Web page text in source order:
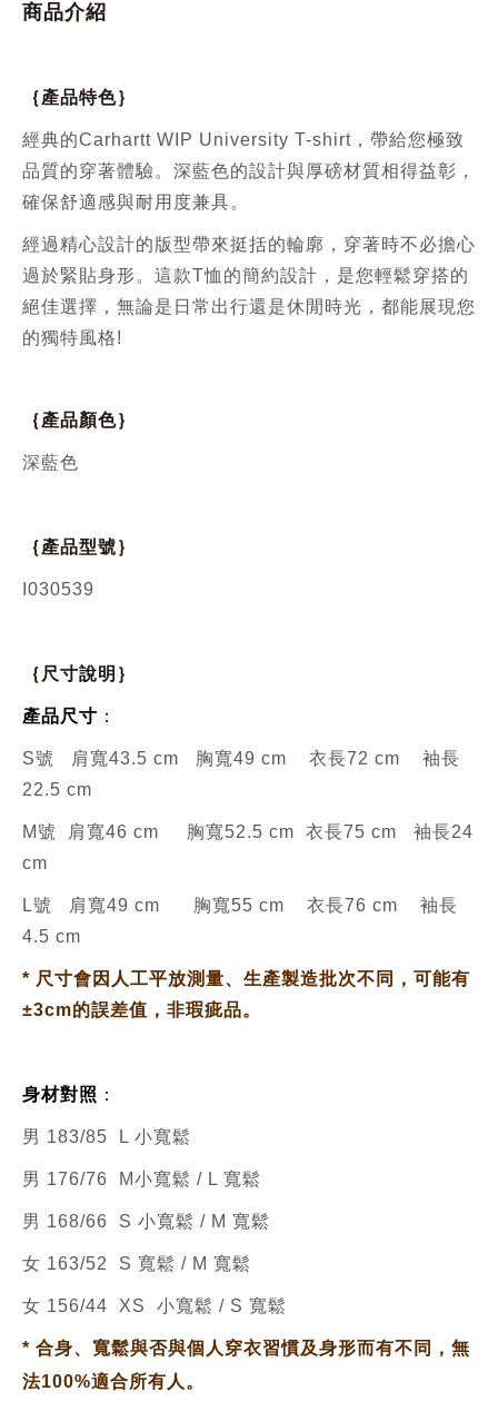
商品介紹
｛產品特色｝
經典的Carhartt WIP University T-shirt，帶給您極致
品質的穿著體驗。深藍色的設計與厚磅材質相得益彰，
確保舒適感與耐用度兼具。
經過精心設計的版型帶來挺括的輪廓，穿著時不必擔心
過於緊貼身形。這款T恤的簡約設計，是您輕鬆穿搭的
絕佳選擇，無論是日常出行還是休閒時光，都能展現您
的獨特風格!
｛產品顏色｝
深藍色
｛產品型號｝
I030539
｛尺寸說明｝
產品尺寸 ：
S號 肩寬43.5 cm 胸寬49 cm 衣長72 cm 袖長
22.5 cm
M號 肩寬46 cm 胸寬52.5 cm 衣長75 cm 袖長24
cm
L號 肩寬49 cm 胸寬55 cm 衣長76 cm 袖長
4.5 cm
* 尺寸會因人工平放測量、生產製造批次不同，可能有
±3cm的誤差值，非瑕疵品。
身材對照 ：
男 183/85 L 小寬鬆
男 176/76 M小寬鬆 / L 寬鬆
男 168/66 S 小寬鬆 / M 寬鬆
女 163/52 S 寬鬆 / M 寬鬆
女 156/44 XS 小寬鬆 / S 寬鬆
* 合身、寬鬆與否與個人穿衣習慣及身形而有不同，無
法100%適合所有人。